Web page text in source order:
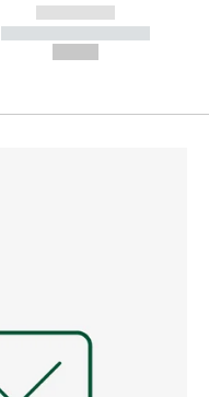
------------
----------- -----------